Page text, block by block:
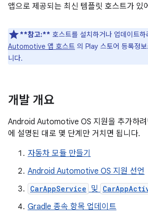
앱으로 제공되는 최신 템플릿 호스트가 있
**참고:** 호스트를 설치하거나 업데이트하
Automotive 앱 호스트 의 Play 스토어 등록정
니다.
개발 개요
Android Automotive OS 지원을 추가하려
에 설명된 대로 몇 단계만 거치면 됩니다.
자동차 모듈 만들기
Android Automotive OS 지원 선언
CarAppService 및
Gradle 종속 항목 업데이트